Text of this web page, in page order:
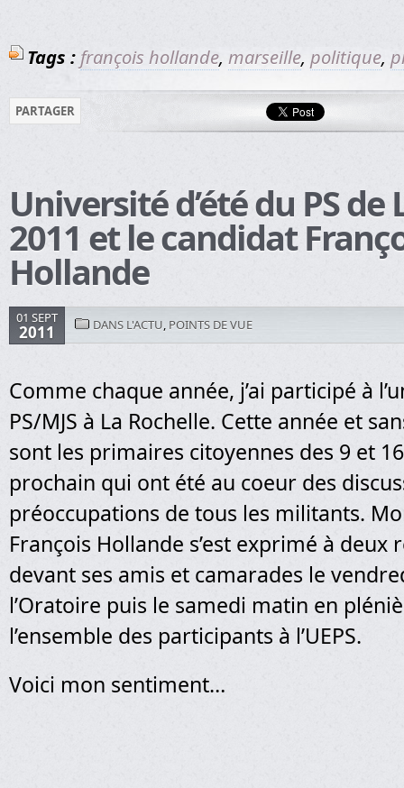
Tags : françois hollande, marseille, politique,
PARTAGER
Université d’été du PS de
2011 et le candidat
Hollande
01 SEPT
2011 DANS L'ACTU, POINTS DE VUE
Comme chaque année, j’ai participé à
PS/MJS à La Rochelle. Cette année et
sont les primaires citoyennes des 9 et
prochain qui ont été au coeur des
préoccupations de tous les militants.
François Hollande s’est exprimé à deux
devant ses amis et camarades le
l’Oratoire puis le samedi matin en
l’ensemble des participants à l’UEPS.
Voici mon sentiment…